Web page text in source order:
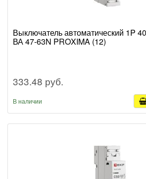
Выключатель автоматический 1P
ВА 47-63N PROXIMA (12)
333.48 руб.
В наличии